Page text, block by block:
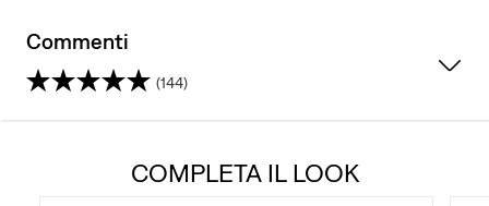
Commenti
(144)
COMPLETA IL LOOK